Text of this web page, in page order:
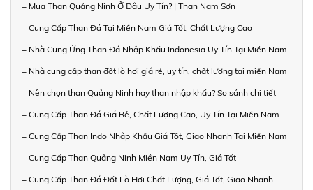
+ Mua Than Quảng Ninh Ở Đâu Uy Tín? | Than Nam Sơn
+ Cung Cấp Than Đá Tại Miền Nam Giá Tốt, Chất Lượng Cao
+ Nhà Cung Ứng Than Đá Nhập Khẩu Indonesia Uy Tín Tại Miền Nam
+ Nhà cung cấp than đốt lò hơi giá rẻ, uy tín, chất lượng tại miền Nam
+ Nên chọn than Quảng Ninh hay than nhập khẩu? So sánh chi tiết
+ Cung Cấp Than Đá Giá Rẻ, Chất Lượng Cao, Uy Tín Tại Miền Nam
+ Cung Cấp Than Indo Nhập Khẩu Giá Tốt, Giao Nhanh Tại Miền Nam
+ Cung Cấp Than Quảng Ninh Miền Nam Uy Tín, Giá Tốt
+ Cung Cấp Than Đá Đốt Lò Hơi Chất Lượng, Giá Tốt, Giao Nhanh